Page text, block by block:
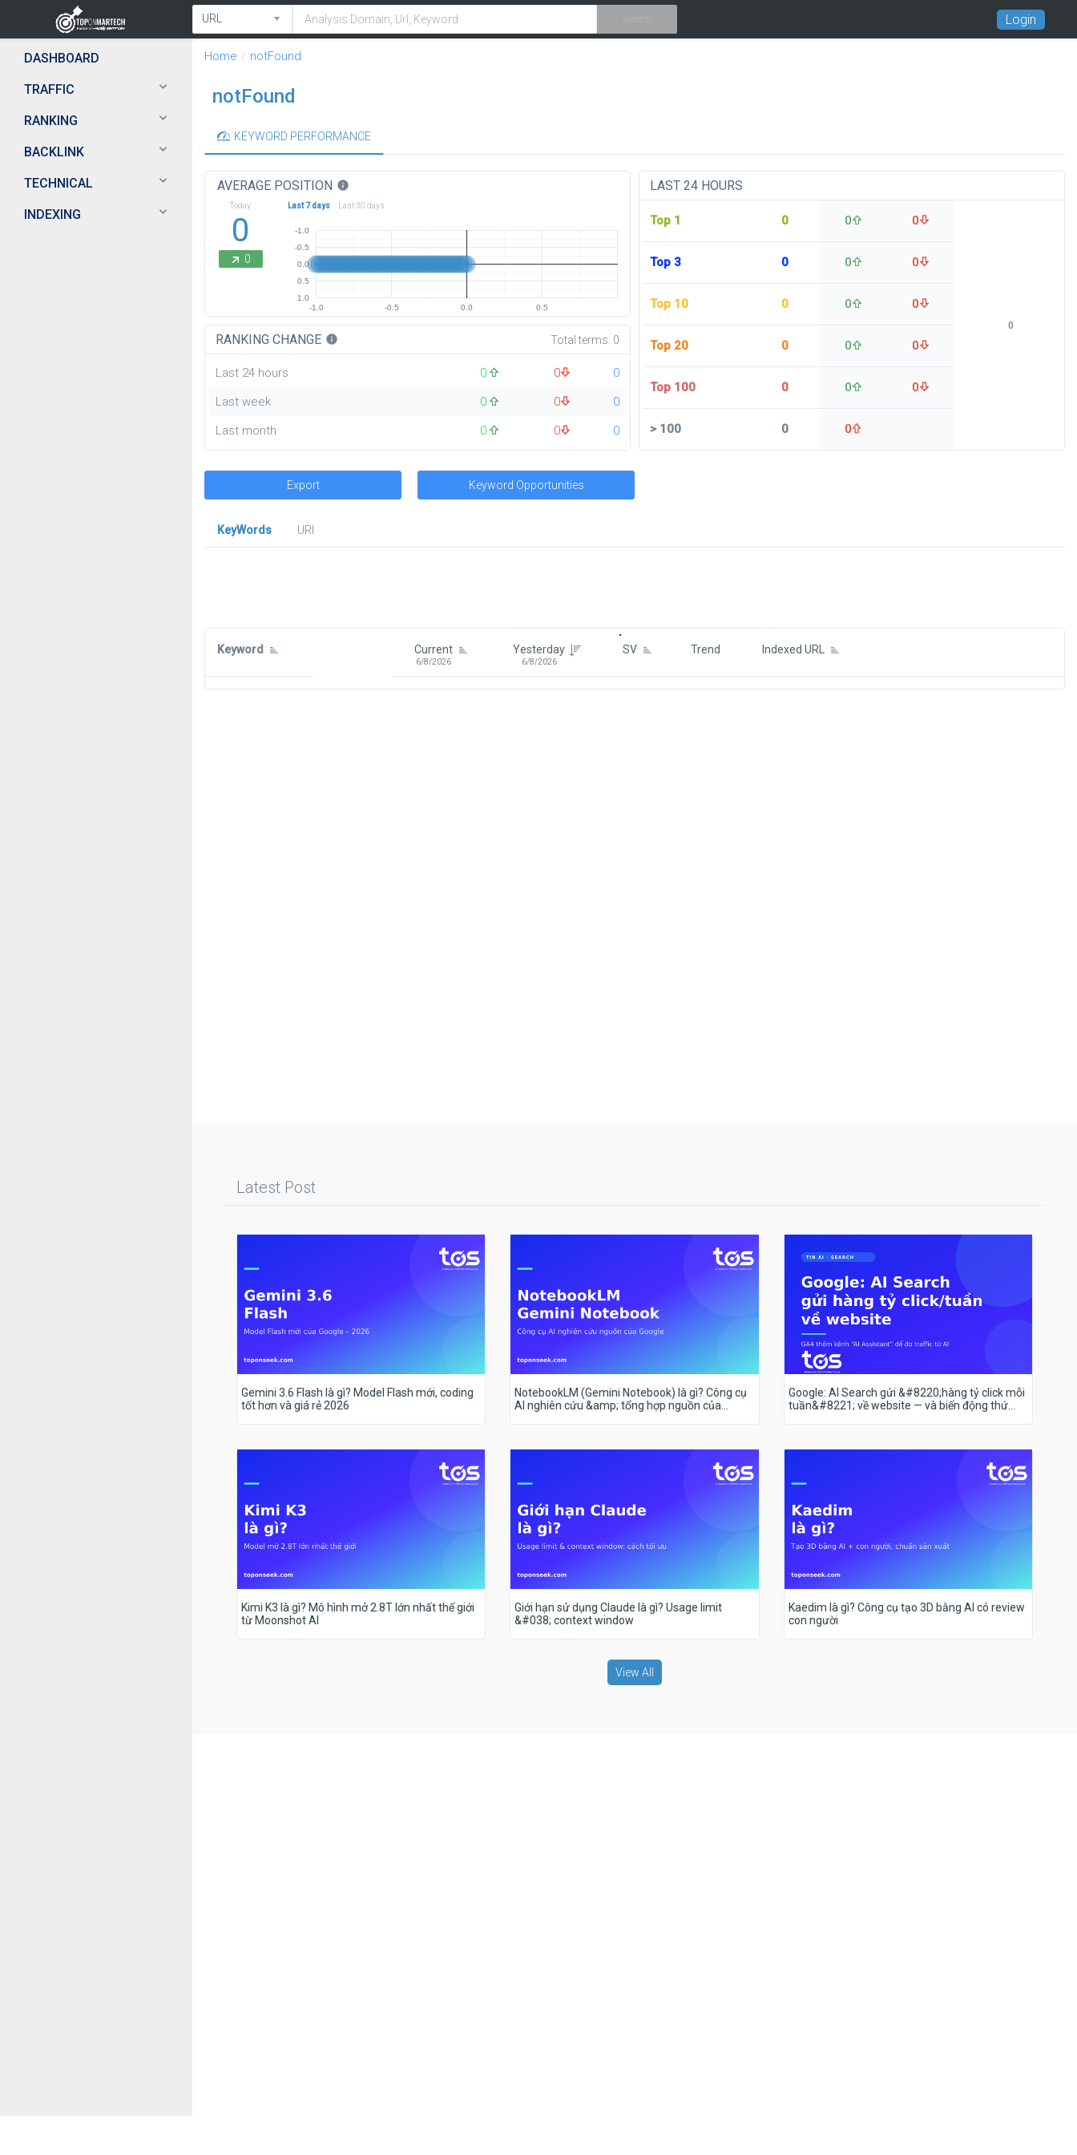
Login
DASHBOARD
TRAFFIC
RANKING
BACKLINK
TECHNICAL
INDEXING
Home notFound
notFound
KEYWORD PERFORMANCE
AVERAGE POSITION info
Today
0
0
Last 7 days Last 30 days
-1.0 -0.5 0.0 0.5
-1.0
-0.5
0.0
0.5
1.0
RANKING CHANGE info Total terms: 0
Last 24 hours 0 0
0
Last week
0 0
0
Last month
0 0 0
LAST 24 HOURS
Top 1 0 0 0
Top 3 0 0 0
Top 10 0 0 0
Top 20 0 0 0
Top 100 0 0 0
>100 0 0
0
Export Keyword Opportunities
KeyWords
URl
Keyword Current
6/8/2026
Yesterday
6/8/2026
SV Trend Indexed URL
Latest Post
Gemini 3.6 Flash là gì? Model Flash mới, coding
tốt hơn và giá rẻ 2026
NotebookLM (Gemini Notebook) là gì? Công cụ
AI nghiên cứu &amp; tổng hợp nguồn của
Google: AI Search gửi &#8220;hàng tỷ click mỗi
tuần&#8221; về website — và biến động thứ
Kimi K3 là gì? Mô hình mở 2.8T lớn nhất thế giới
từ Moonshot AI
Giới hạn sử dụng Claude là gì? Usage limit
&#038; context window
Kaedim là gì? Công cụ tạo 3D bằng AI có review
con người
View All